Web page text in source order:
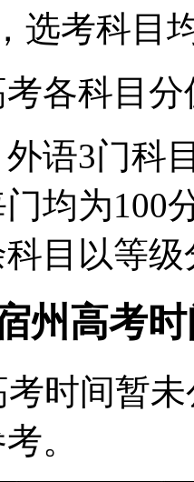
选考科目
考各科目分
语3门科
均为100
目以等
州高考
考时间暂
。